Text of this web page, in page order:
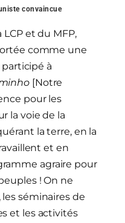
convaincue
et du MFP,
comme une
à
[Notre
pour les
la voie de la
la terre, en la
et en
agraire pour
! On ne
séminaires de
et les activités